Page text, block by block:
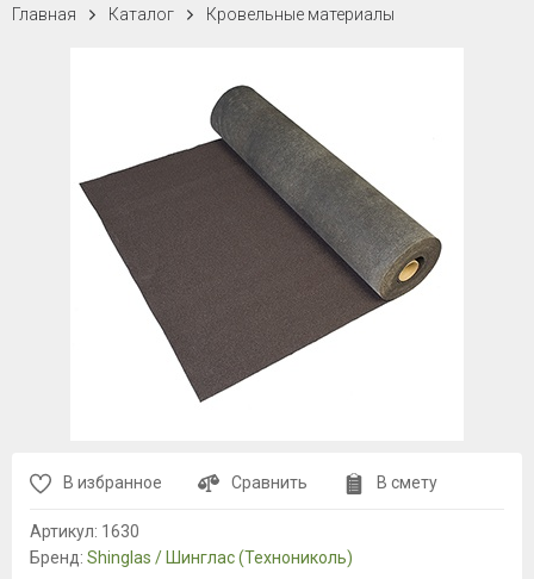
Главная Каталог Кровельные материалы
В избранное Сравнить В смету
Артикул: 1630
Бренд: Shinglas / Шинглас (Технониколь)